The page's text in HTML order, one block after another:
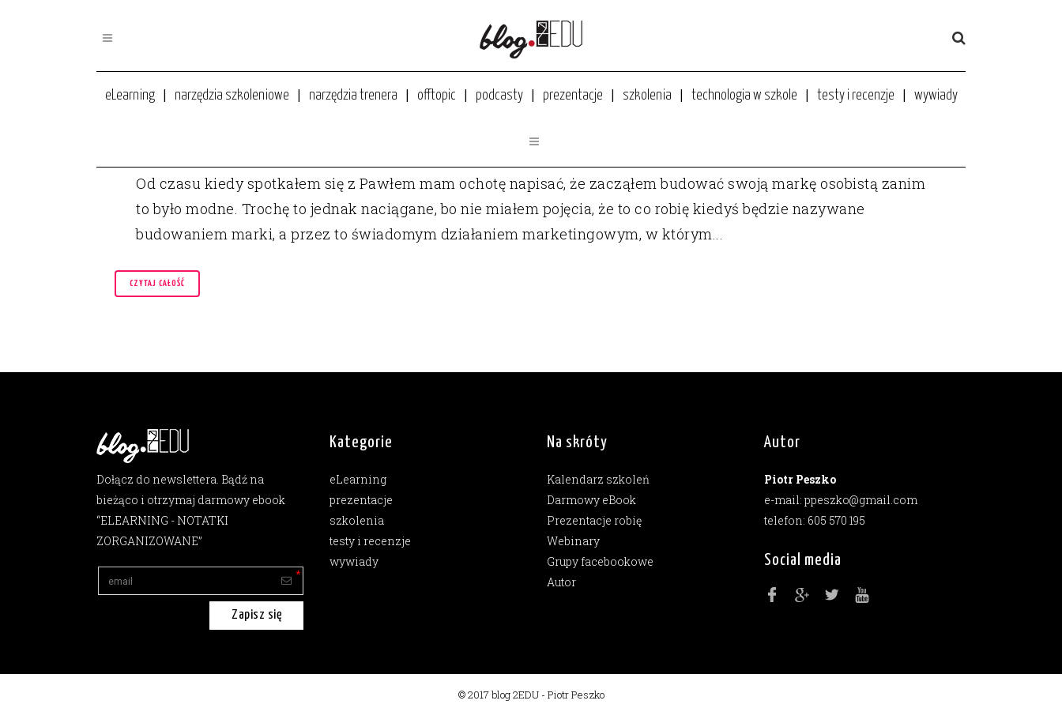
eLearning narzędzia szkoleniowe narzędzia trenera offtopic podcasty prezentacje szkolenia technologia w szkole testy i recenzje wywiady
Od czasu kiedy spotkałem się z Pawłem mam ochotę napisać, że zacząłem budować swoją markę osobistą zanim
to było modne. Trochę to jednak naciągane, bo nie miałem pojęcia, że to co robię kiedyś będzie nazywane
budowaniem marki, a przez to świadomym działaniem marketingowym, w którym...
CZYTAJ CAŁOŚĆ
Dołącz do newslettera. Bądź na
bieżąco i otrzymaj darmowy ebook
“ELEARNING - NOTATKI
ZORGANIZOWANE”
Zapisz się
Kategorie
eLearning
prezentacje
szkolenia
testy i recenzje
wywiady
Na skróty
Kalendarz szkoleń
Darmowy eBook
Prezentacje robię
Webinary
Grupy facebookowe
Autor
Autor
Piotr Peszko
e-mail: ppeszko@gmail.com
telefon: 605 570 195
Social media
© 2017 blog 2EDU - Piotr Peszko